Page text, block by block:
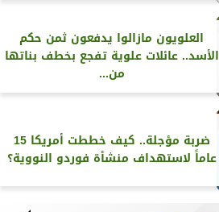
العلويون مازالوا يدفعون ثمن حكم
الأسد.. عائلات علوية تفجع بخطف بناتها
من...
ضربة مؤجلة.. كيف خططت أمريكا 15
عاماً لاستهداف منشأة فوردو النووية؟